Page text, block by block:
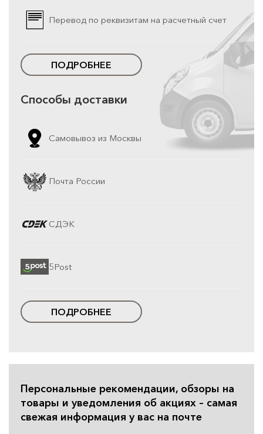
Перевод по реквизитам на расчетный счет
ПОДРОБНЕЕ
Способы доставки
Самовывоз из Москвы
Почта России
СДЭК
5Post
ПОДРОБНЕЕ
Персональные рекомендации, обзоры на
товары и уведомления об акциях – самая
свежая информация у вас на почте